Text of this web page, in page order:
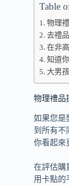
Table
物理
去禮
在非
知道
大男
物理禮品
如果您是
到所有不
你看起來
在評估購
用卡點的